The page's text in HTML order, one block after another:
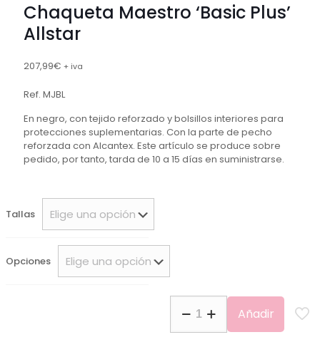
Chaqueta Maestro ‘Basic Plus’
Allstar
207,99€ + iva
Ref. MJBL
En negro, con tejido reforzado y bolsillos interiores para
protecciones suplementarias. Con la parte de pecho
reforzada con Alcantex. Este artículo se produce sobre
pedido, por tanto, tarda de 10 a 15 días en suministrarse.
Tallas
Opciones
Maestro
'Basic
Añadir